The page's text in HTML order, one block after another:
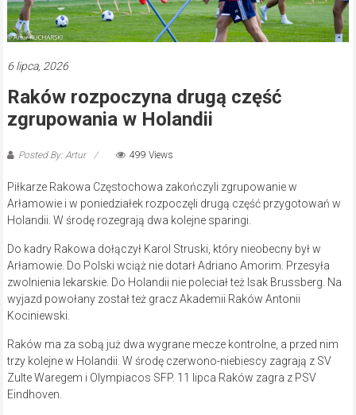
6 lipca, 2026
Raków rozpoczyna drugą część
zgrupowania w Holandii
Posted By: Artur 499 Views
Piłkarze Rakowa Częstochowa zakończyli zgrupowanie w
Arłamowie i w poniedziałek rozpoczęli drugą część przygotowań w
Holandii. W środę rozegrają dwa kolejne sparingi.
Do kadry Rakowa dołączył Karol Struski, który nieobecny był w
Arłamowie. Do Polski wciąż nie dotarł Adriano Amorim. Przesyła
zwolnienia lekarskie. Do Holandii nie poleciał też Isak Brussberg. Na
wyjazd powołany został też gracz Akademii Raków Antonii
Kociniewski.
Raków ma za sobą już dwa wygrane mecze kontrolne, a przed nim
trzy kolejne w Holandii. W środę czerwono-niebiescy zagrają z SV
Zulte Waregem i Olympiacos SFP. 11 lipca Raków zagra z PSV
Eindhoven.